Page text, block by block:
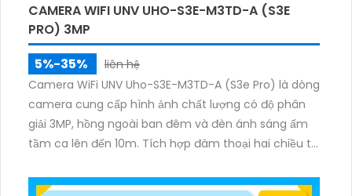
CAMERA WIFI UNV UHO-S3E-M3TD-A (S3E
PRO) 3MP
5%-35%
liên hệ
Camera WiFi UNV Uho-S3E-M3TD-A (S3e Pro) là dòng
camera cung cấp hình ảnh chất lượng có độ phân
giải 3MP, hồng ngoài ban đêm và đèn ánh sáng ấm
tầm ca lên đến 10m. Tích hợp đàm thoại hai chiều to